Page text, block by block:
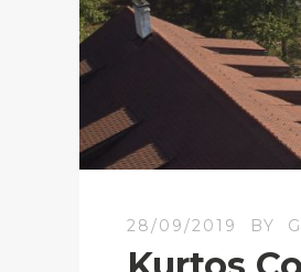
28/09/2019 BY